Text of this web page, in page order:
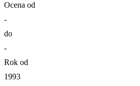
Ocena od
-
do
-
Rok od
1993